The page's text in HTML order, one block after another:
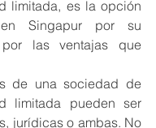
limitada, es la opción
Singapur por su
las ventajas que
de una sociedad de
limitada pueden ser
jurídicas o ambas. No